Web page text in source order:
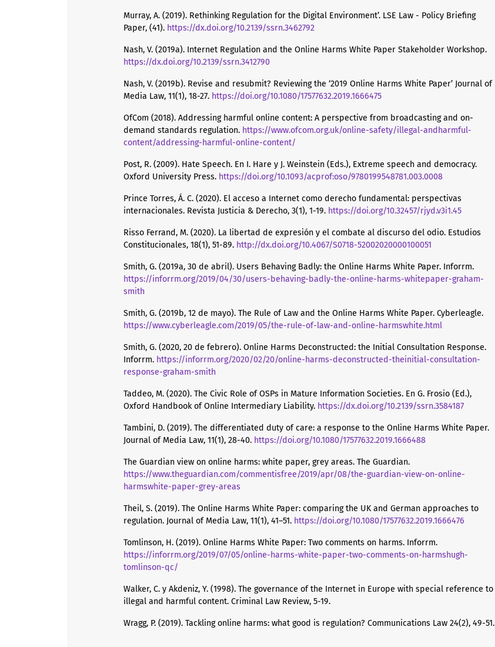
Murray, A. (2019). Rethinking Regulation for the Digital Environment’. LSE Law - Policy Briefing
Paper, (41). https://dx.doi.org/10.2139/ssrn.3462792
Nash, V. (2019a). Internet Regulation and the Online Harms White Paper Stakeholder Workshop.
https://dx.doi.org/10.2139/ssrn.3412790
Nash, V. (2019b). Revise and resubmit? Reviewing the ‘2019 Online Harms White Paper’ Journal of
Media Law, 11(1), 18-27. https://doi.org/10.1080/17577632.2019.1666475
OfCom (2018). Addressing harmful online content: A perspective from broadcasting and on-
demand standards regulation. https://www.ofcom.org.uk/online-safety/illegal-andharmful-
content/addressing-harmful-online-content/
Post, R. (2009). Hate Speech. En I. Hare y J. Weinstein (Eds.), Extreme speech and democracy.
Oxford University Press. https://doi.org/10.1093/acprof:oso/9780199548781.003.0008
Prince Torres, Á. C. (2020). El acceso a Internet como derecho fundamental: perspectivas
internacionales. Revista Justicia & Derecho, 3(1), 1-19. https://doi.org/10.32457/rjyd.v3i1.45
Risso Ferrand, M. (2020). La libertad de expresión y el combate al discurso del odio. Estudios
Constitucionales, 18(1), 51-89. http://dx.doi.org/10.4067/S0718-52002020000100051
Smith, G. (2019a, 30 de abril). Users Behaving Badly: the Online Harms White Paper. Inforrm.
https://inforrm.org/2019/04/30/users-behaving-badly-the-online-harms-whitepaper-graham-
smith
Smith, G. (2019b, 12 de mayo). The Rule of Law and the Online Harms White Paper. Cyberleagle.
https://www.cyberleagle.com/2019/05/the-rule-of-law-and-online-harmswhite.html
Smith, G. (2020, 20 de febrero). Online Harms Deconstructed: the Initial Consultation Response.
Inforrm. https://inforrm.org/2020/02/20/online-harms-deconstructed-theinitial-consultation-
response-graham-smith
Taddeo, M. (2020). The Civic Role of OSPs in Mature Information Societies. En G. Frosio (Ed.),
Oxford Handbook of Online Intermediary Liability. https://dx.doi.org/10.2139/ssrn.3584187
Tambini, D. (2019). The differentiated duty of care: a response to the Online Harms White Paper.
Journal of Media Law, 11(1), 28-40. https://doi.org/10.1080/17577632.2019.1666488
The Guardian view on online harms: white paper, grey areas. The Guardian.
https://www.theguardian.com/commentisfree/2019/apr/08/the-guardian-view-on-online-
harmswhite-paper-grey-areas
Theil, S. (2019). The Online Harms White Paper: comparing the UK and German approaches to
regulation. Journal of Media Law, 11(1), 41–51. https://doi.org/10.1080/17577632.2019.1666476
Tomlinson, H. (2019). Online Harms White Paper: Two comments on harms. Inforrm.
https://inforrm.org/2019/07/05/online-harms-white-paper-two-comments-on-harmshugh-
tomlinson-qc/
Walker, C. y Akdeniz, Y. (1998). The governance of the Internet in Europe with special reference to
illegal and harmful content. Criminal Law Review, 5-19.
Wragg, P. (2019). Tackling online harms: what good is regulation? Communications Law 24(2), 49-51.